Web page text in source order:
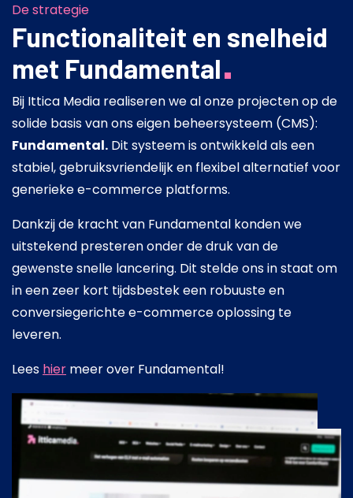
De strategie
Functionaliteit en snelheid
met Fundamental
Bij Ittica Media realiseren we al onze projecten op de
solide basis van ons eigen beheersysteem (CMS):
Fundamental. Dit systeem is ontwikkeld als een
stabiel, gebruiksvriendelijk en flexibel alternatief voor
generieke e-commerce platforms.
Dankzij de kracht van Fundamental konden we
uitstekend presteren onder de druk van de
gewenste snelle lancering. Dit stelde ons in staat om
in een zeer kort tijdsbestek een robuuste en
conversiegerichte e-commerce oplossing te
leveren.
Lees hier meer over Fundamental!